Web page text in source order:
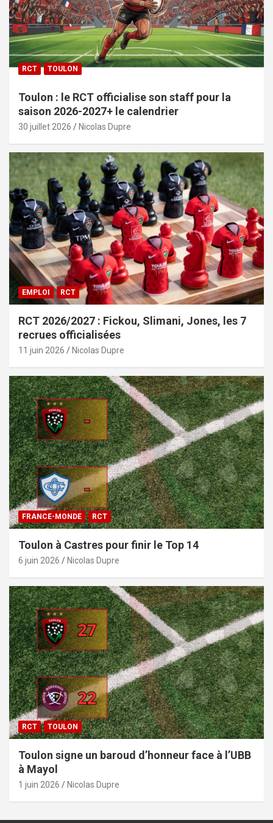
RCT TOULON
Toulon : le RCT officialise son staff pour la
saison 2026-2027+ le calendrier
30 juillet 2026 Nicolas Dupre
EMPLOI RCT
RCT 2026/2027 : Fickou, Slimani, Jones, les 7
recrues officialisées
11 juin 2026 Nicolas Dupre
FRANCE-MONDE RCT
Toulon à Castres pour finir le Top 14
6 juin 2026 Nicolas Dupre
RCT TOULON
Toulon signe un baroud d’honneur face à l’UBB
à Mayol
1 juin 2026 Nicolas Dupre